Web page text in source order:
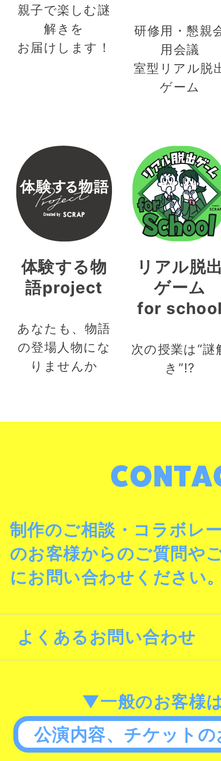
親子で楽しむ謎
解きを
お届けします！
研修用・懇親
用会議
室型リアル脱
ゲーム
体験する物
語project
あなたも、物語
の登場人物にな
りませんか
リアル脱
ゲーム
for
次の授業は“謎
き”!?
制作のご相談・コラボレ
のお客様からのご質問や
にお問い合わせください
よくあるお問い合わせ
▼一般のお客様
公演内容、チケット